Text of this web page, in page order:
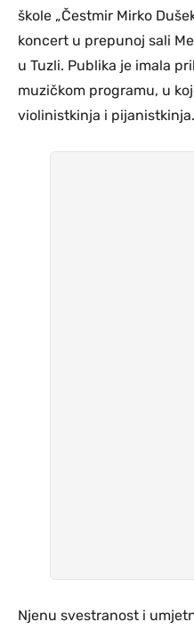
škole „Čestmir Mirko
koncert u prepunoj sali
u Tuzli. Publika je imala
muzičkom programu, u
violinistkinja i pijanistkinja.
Njenu svestranost i